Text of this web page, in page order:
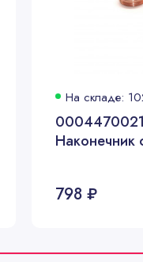
На складе:
Наконечник
798 ₽